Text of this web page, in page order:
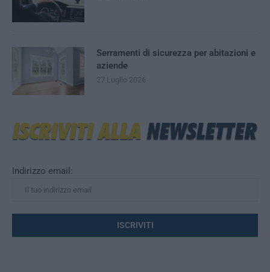
Indirizzo email:
Serramenti di sicurezza per abitazioni e
aziende
27 Luglio 2026